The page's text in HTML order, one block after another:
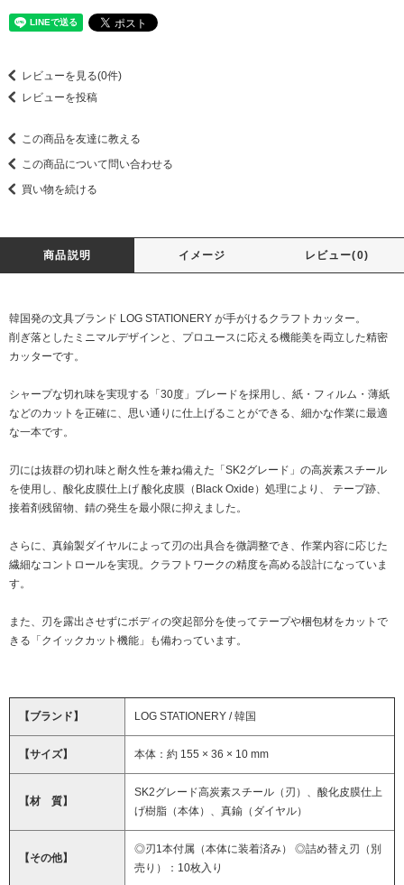
レビューを見る(0件)
レビューを投稿
この商品を友達に教える
この商品について問い合わせる
買い物を続ける
商品説明 イメージ レビュー(0)
韓国発の文具ブランド LOG STATIONERY が手がけるクラフトカッター。
削ぎ落としたミニマルデザインと、プロユースに応える機能美を両立した精密
カッターです。
シャープな切れ味を実現する「30度」ブレードを採用し、紙・フィルム・薄紙
などのカットを正確に、思い通りに仕上げることができる、細かな作業に最適
な一本です。
刃には抜群の切れ味と耐久性を兼ね備えた「SK2グレード」の高炭素スチール
を使用し、酸化皮膜仕上げ 酸化皮膜（Black Oxide）処理により、 テープ跡、
接着剤残留物、錆の発生を最小限に抑えました。
さらに、真鍮製ダイヤルによって刃の出具合を微調整でき、作業内容に応じた
繊細なコントロールを実現。クラフトワークの精度を高める設計になっていま
す。
また、刃を露出させずにボディの突起部分を使ってテープや梱包材をカットで
きる「クイックカット機能」も備わっています。
【ブランド】 LOG STATIONERY / 韓国
【サイズ】 本体：約 155 × 36 × 10 mm
【材 質】
SK2グレード高炭素スチール（刃）、酸化皮膜仕上
げ樹脂（本体）、真鍮（ダイヤル）
【その他】
◎刃1本付属（本体に装着済み） ◎詰め替え刃（別
売り）：10枚入り